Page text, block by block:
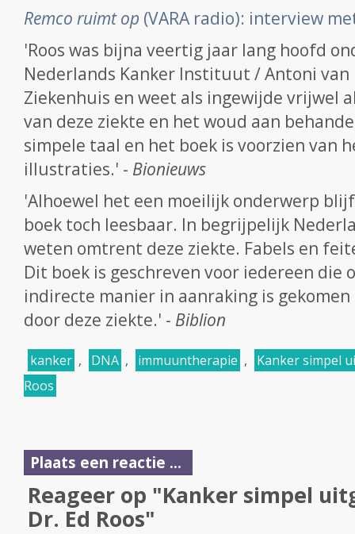
Remco ruimt op (VARA radio): interview
'Roos was bijna veertig jaar lang hoofd
Nederlands Kanker Instituut / Antoni van
Ziekenhuis en weet als ingewijde vrijwel
van deze ziekte en het woud aan
simpele taal en het boek is voorzien van
illustraties.' - Bionieuws
'Alhoewel het een moeilijk onderwerp
boek toch leesbaar. In begrijpelijk
weten omtrent deze ziekte. Fabels en
Dit boek is geschreven voor iedereen die
indirecte manier in aanraking is
door deze ziekte.' - Biblion
kanker , DNA , immuuntherapie ,
Kanker simpel
Roos
Plaats een reactie ...
Reageer op "Kanker simpel
Dr. Ed Roos"